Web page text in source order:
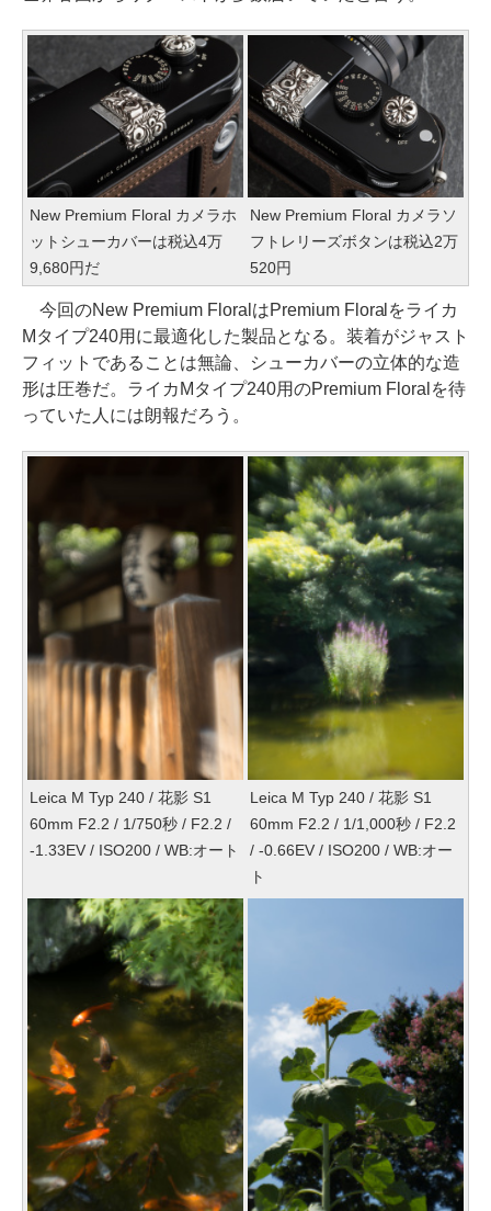
New Premium Floral カメラホ
ットシューカバーは税込4万
9,680円だ
New Premium Floral カメラソ
フトレリーズボタンは税込2万
520円
今回のNew Premium FloralはPremium Floralをライカ
Mタイプ240用に最適化した製品となる。装着がジャスト
フィットであることは無論、シューカバーの立体的な造
形は圧巻だ。ライカMタイプ240用のPremium Floralを待
っていた人には朗報だろう。
Leica M Typ 240 / 花影 S1
60mm F2.2 / 1/750秒 / F2.2 /
-1.33EV / ISO200 / WB:オート
Leica M Typ 240 / 花影 S1
60mm F2.2 / 1/1,000秒 / F2.2
/ -0.66EV / ISO200 / WB:オー
ト